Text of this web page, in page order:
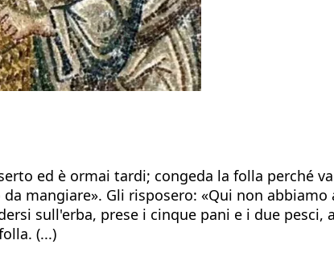
ed è ormai tardi; congeda la folla perché
mangiare». Gli risposero: «Qui non
sull'erba, prese i cinque pani e i due pesci,
(...)